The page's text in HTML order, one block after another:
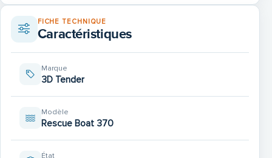
Equipement
Coque aluminium renforcée
FICHE TECHNIQUE
Caractéristiques
Marque
3D Tender
Modèle
Rescue Boat 370
État